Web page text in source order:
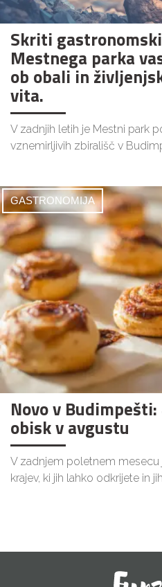
Skriti
Mestnega parka
ob obali in
vita.
V zadnjih letih je Mestni park
vznemirljivih zbirališč v
GASTRONOMIJA
Novo v
obisk v avgustu
V zadnjem poletnem mesecu
krajev, ki jih lahko odkrijete in